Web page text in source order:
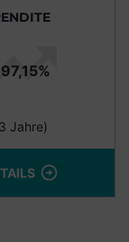
Jahre)